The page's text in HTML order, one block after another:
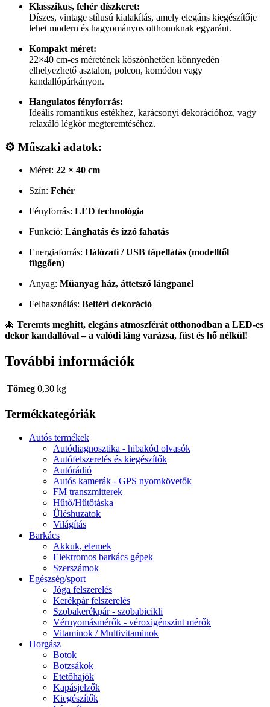
Klasszikus, fehér díszkeret:
Díszes, vintage stílusú kialakítás, amely elegáns kiegészítője
lehet modern és hagyományos otthonoknak egyaránt.
Kompakt méret:
22×40 cm-es méretének köszönhetően könnyedén
elhelyezhető asztalon, polcon, komódon vagy
kandallópárkányon.
Hangulatos fényforrás:
Ideális romantikus estékhez, karácsonyi dekorációhoz, vagy
relaxáló légkör megteremtéséhez.
⚙️ Műszaki adatok:
Méret: 22 × 40 cm
Szín: Fehér
Fényforrás: LED technológia
Funkció: Lánghatás és izzó fahatás
Energiaforrás: Hálózati / USB tápellátás (modelltől
függően)
Anyag: Műanyag ház, áttetsző lángpanel
Felhasználás: Beltéri dekoráció
🎄 Teremts meghitt, elegáns atmoszférát otthonodban a LED-es
dekor kandallóval – a valódi láng varázsa, füst és hő nélkül!
További információk
Tömeg 0,30 kg
Termékkategóriák
Autós termékek
Autódiagnosztika - hibakód olvasók
Autófelszerelés és kiegészítők
Autórádió
Autós kamerák - GPS nyomkövetők
FM transzmitterek
Hűtő/Hűtőtáska
Üléshuzatok
Világítás
Barkács
Akkuk, elemek
Elektromos barkács gépek
Szerszámok
Egészség/sport
Jóga felszerelés
Kerékpár felszerelés
Szobakerékpár - szobabicikli
Vérnyomásmérők - véroxigénszint mérők
Vitaminok / Multivitaminok
Horgász
Botok
Botzsákok
Etetőhajók
Kapásjelzők
Kiegészítők